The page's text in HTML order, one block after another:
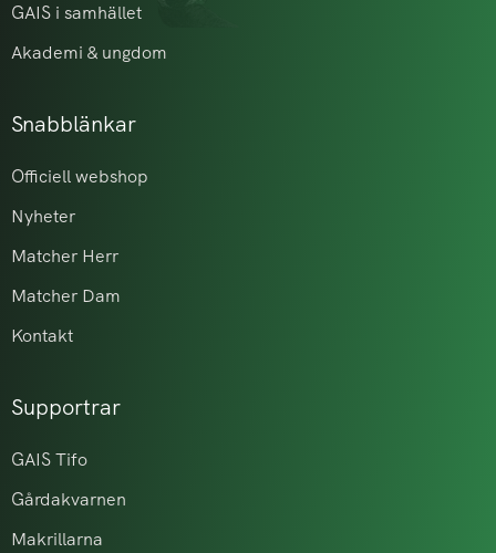
GAIS i samhället
Akademi & ungdom
Snabblänkar
Officiell webshop
Nyheter
Matcher Herr
Matcher Dam
Kontakt
Supportrar
GAIS Tifo
Gårdakvarnen
Makrillarna